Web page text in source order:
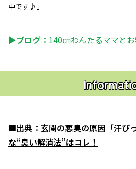
中です♪」
▶ブログ： 140㎝わんたるママと
■出典： 玄関の悪臭の原因「汗び
な“臭い解消法”はコレ！